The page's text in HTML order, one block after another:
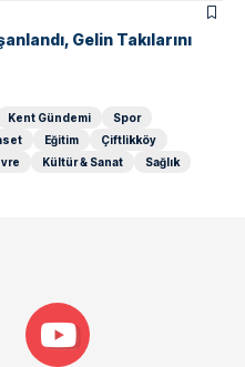
Gelin Takılarını
Kent Gündemi
Spor
Eğitim
Çiftlikköy
Kültür & Sanat Sağlık